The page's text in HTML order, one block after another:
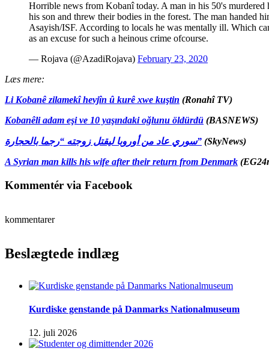
Horrible news from Kobanî today. A man in his 50's
his son and threw their bodies in the forest. The man handed
Asayish/ISF. According to locals he was mentally ill. Which
as an excuse for such a heinous crime ofcourse.
— Rojava (@AzadiRojava) February 23, 2020
Læs mere:
Li Kobanê zilamekî hevjîn û kurê xwe kuştin (Ronahî TV)
Kobanêli adam eşi ve 10 yaşındaki oğlunu öldürdü (BASNEWS)
سوري عاد من أوروبا ليقتل زوجته “رجما بالحجارة” (SkyNews)
A Syrian man kills his wife after their return from Denmark
Kommentér via Facebook
kommentarer
Beslægtede indlæg
Kurdiske genstande på Danmarks Nationalmuseum
12. juli 2026